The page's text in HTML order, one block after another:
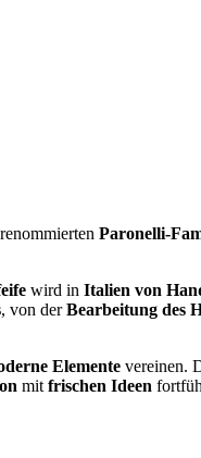
Paronelli-
wird in Italien von
, von derBearbeitung des
Elemente vereinen.
mit frischen Ideen